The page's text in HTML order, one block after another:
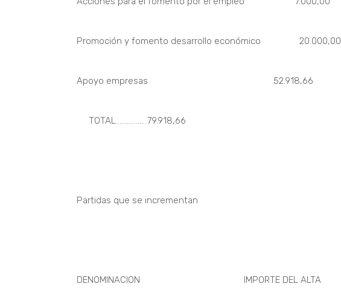
Promoción y fomento desarrollo económico 20.000,00
Apoyo empresas 52.918,66
TOTAL……………. 79.918,66
Partidas que se incrementan
DENOMINACION IMPORTE DEL ALTA